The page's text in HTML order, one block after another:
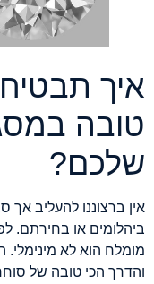
איך
טובה
שלכם?
אין ברצוננו להעליב אך
ביהלומים או בחירתם.
מומלח הוא לא
והדרך הכי טובה של